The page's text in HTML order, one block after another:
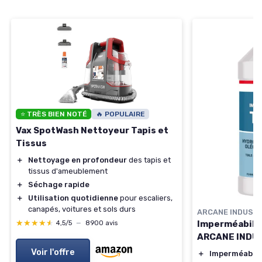
⭐ TRÈS BIEN NOTÉ 🔥 POPULAIRE
Vax SpotWash Nettoyeur Tapis et
Tissus
＋ Nettoyage en profondeur des tapis et
tissus d'ameublement
＋
Séchage rapide
＋
Utilisation quotidienne pour escaliers,
canapés, voitures et sols durs
★★★★★
★★★★★ 4,5/5 — 8900 avis
Voir l'offre
ARCANE
ARCANE
＋ Imperméable